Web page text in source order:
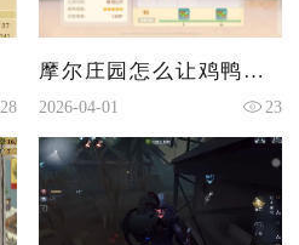
28
摩尔庄园怎么让鸡鸭回家
2026-04-01 23